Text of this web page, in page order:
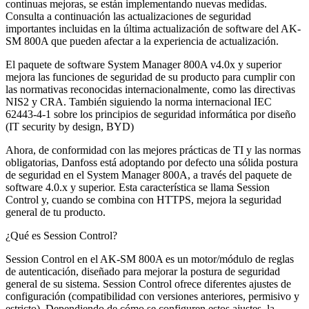
continuas mejoras, se están implementando nuevas medidas.
Consulta a continuación las actualizaciones de seguridad
importantes incluidas en la última actualización de software del AK-
SM 800A que pueden afectar a la experiencia de actualización.
El paquete de software System Manager 800A v4.0x y superior
mejora las funciones de seguridad de su producto para cumplir con
las normativas reconocidas internacionalmente, como las directivas
NIS2 y CRA. También siguiendo la norma internacional IEC
62443-4-1 sobre los principios de seguridad informática por diseño
(IT security by design, BYD)
Ahora, de conformidad con las mejores prácticas de TI y las normas
obligatorias, Danfoss está adoptando por defecto una sólida postura
de seguridad en el System Manager 800A, a través del paquete de
software 4.0.x y superior. Esta característica se llama Session
Control y, cuando se combina con HTTPS, mejora la seguridad
general de tu producto.
¿Qué es Session Control?
Session Control en el AK-SM 800A es un motor/módulo de reglas
de autenticación, diseñado para mejorar la postura de seguridad
general de su sistema. Session Control ofrece diferentes ajustes de
configuración (compatibilidad con versiones anteriores, permisivo y